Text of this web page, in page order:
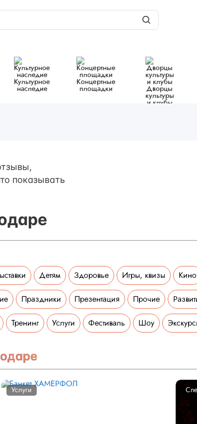
Культурное
наследие
Концертные
площадки
Дворцы
культуры
и клубы
показывать
Детям Здоровье Игры, квизы Кино
Праздники Презентация Прочие
Тренинг Услуги Фестиваль Шоу
Услуги